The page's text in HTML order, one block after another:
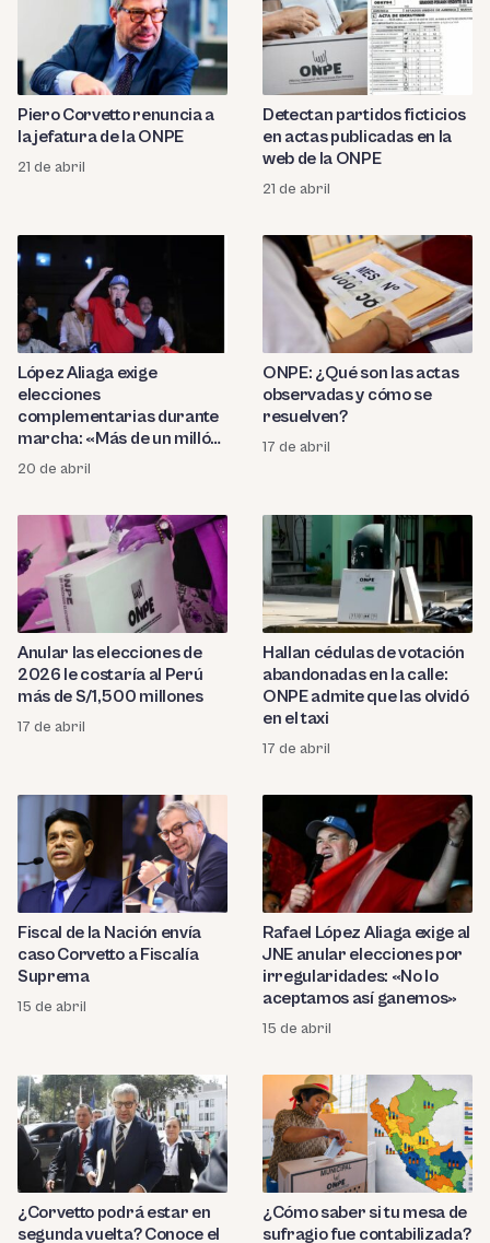
Piero Corvetto renuncia a
la jefatura de la ONPE
21 de abril
Detectan partidos ficticios
en actas publicadas en la
web de la ONPE
21 de abril
López Aliaga exige
elecciones
complementarias durante
marcha: «Más de un millón
de peruanos no votaron»
20 de abril
ONPE: ¿Qué son las actas
observadas y cómo se
resuelven?
17 de abril
Anular las elecciones de
2026 le costaría al Perú
más de S/1,500 millones
17 de abril
Hallan cédulas de votación
abandonadas en la calle:
ONPE admite que las olvidó
en el taxi
17 de abril
Fiscal de la Nación envía
caso Corvetto a Fiscalía
Suprema
15 de abril
Rafael López Aliaga exige al
JNE anular elecciones por
irregularidades: «No lo
aceptamos así ganemos»
15 de abril
¿Corvetto podrá estar en
segunda vuelta? Conoce el
¿Cómo saber si tu mesa de
sufragio fue contabilizada?